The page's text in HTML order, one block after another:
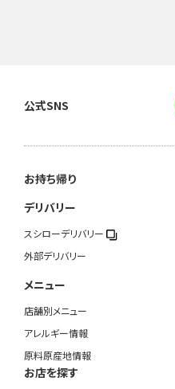
公式SNS
お持ち帰り
デリバリー
スシローデリバリー
外部デリバリー
メニュー
店舗別メニュー
アレルギー情報
原料原産地情報
お店を探す